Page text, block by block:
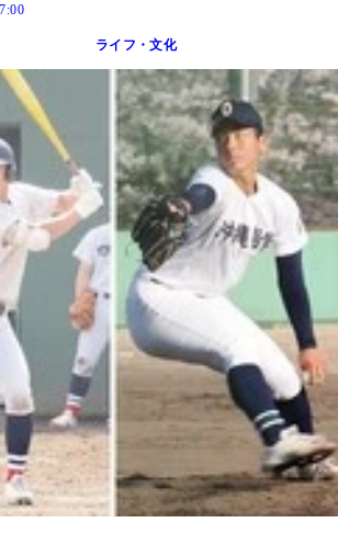
ライフ・文化